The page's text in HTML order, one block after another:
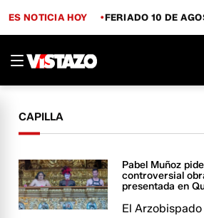
ES NOTICIA HOY FERIADO 10 DE
CAPILLA
Pabel Muñoz
controversial
presentada en
El